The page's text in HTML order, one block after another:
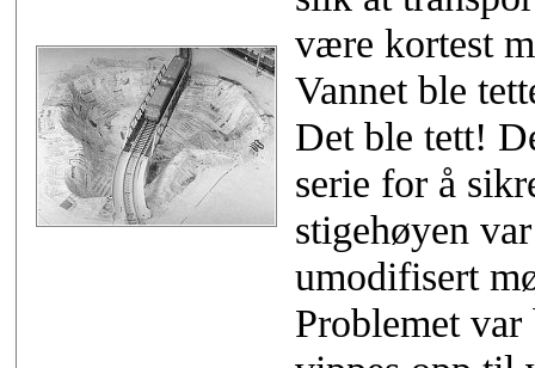
være kortest
Vannet ble
Det ble tett!
serie for å
stigehøyen
umodifisert
Problemet var